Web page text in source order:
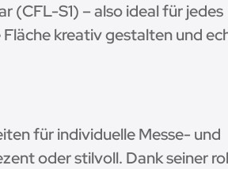
(CFL-S1) – also ideal für jedes
kreativ gestalten und
für individuelle Messe- und
oder stilvoll. Dank seiner